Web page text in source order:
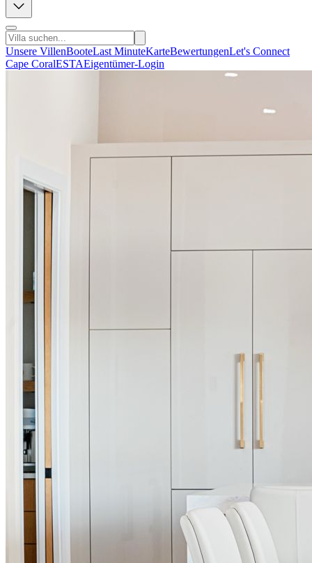
Unsere VillenBooteLast MinuteKarteBewertungenLet's Connect
Cape CoralESTAEigentümer-Login